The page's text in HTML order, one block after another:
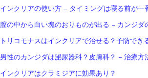
インクリアの使い方 – タイミングは寝る前が一
膣の中から白い塊のおりものが出る – カンジダ
トリコモナスはインクリアで治せる？予防でき
男性のカンジダは泌尿器科？皮膚科？ – 治療方
インクリアはクラミジアに効果あり？